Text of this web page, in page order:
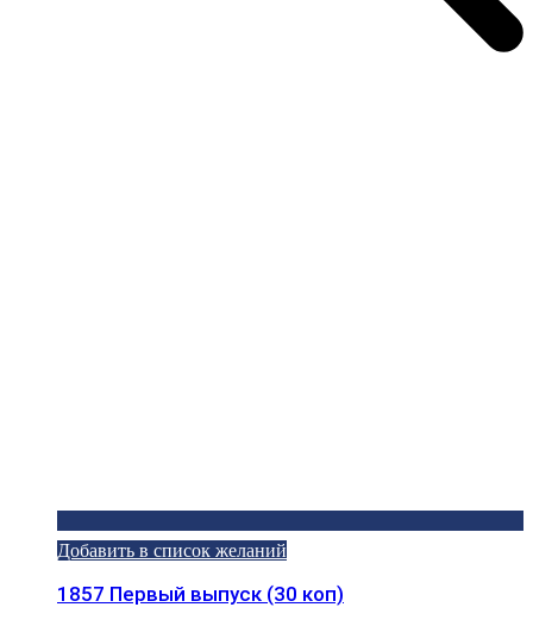
Добавить в список желаний
1857 Первый выпуск (30 коп)